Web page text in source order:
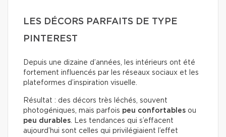
LES DÉCORS PARFAITS DE TYPE
PINTEREST
Depuis une dizaine d’années, les intérieurs ont été
fortement influencés par les réseaux sociaux et les
plateformes d’inspiration visuelle.
Résultat : des décors très léchés, souvent
photogéniques, mais parfois peu confortables ou
peu durables. Les tendances qui s’effacent
aujourd’hui sont celles qui privilégiaient l’effet